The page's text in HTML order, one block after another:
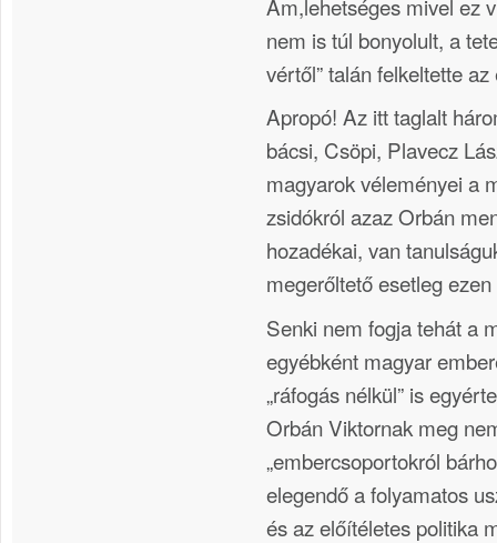
nem is túl bonyolult, a
vértől” talán felkeltette
Apropó! Az itt taglalt
bácsi, Csöpi, Plavecz
magyarok véleményei a
zsidókról azaz Orbán
hozadékai, van
megerőltető esetleg
Senki nem fogja tehát a
egyébként magyar
„ráfogás nélkül” is
Orbán Viktornak meg
„embercsoportokról
elegendő a folyamatos
és az előítéletes politika